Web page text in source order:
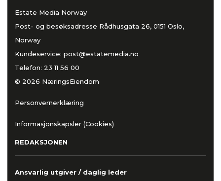
Estate Media Norway
Post- og besøksadresse Rådhusgata 26, 0151 Oslo,
Norway
Kundeservice: post@estatemedia.no
Telefon: 23 11 56 00
© 2026 NæringsEiendom
Personvernerklæring
Informasjonskapsler (Cookies)
REDAKSJONEN
Ansvarlig utgiver / daglig leder